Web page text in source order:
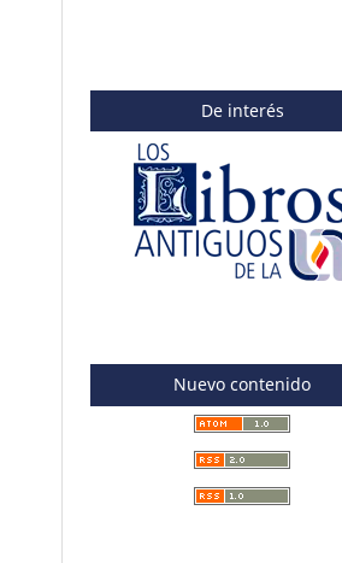
De interés
Nuevo contenido